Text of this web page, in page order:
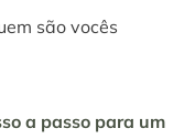
são vocês
a passo para um